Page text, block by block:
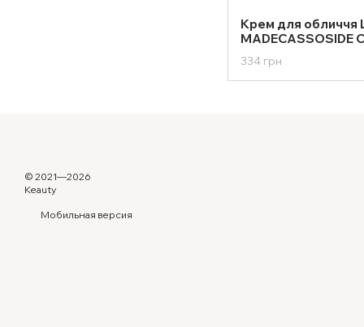
Крем для обличчя
MADECASSOSIDE
334 грн
© 2021—2026
Keauty
Мобильная версия